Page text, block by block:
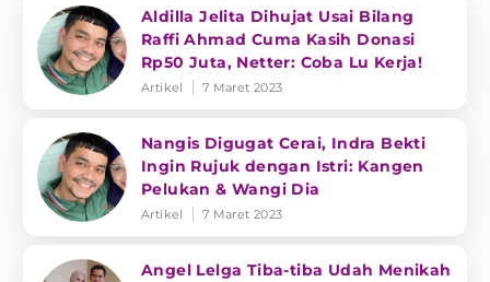
Aldilla Jelita Dihujat Usai Bilang
Raffi Ahmad Cuma Kasih Donasi
Rp50 Juta, Netter: Coba Lu Kerja!
Artikel 7 Maret 2023
Nangis Digugat Cerai, Indra Bekti
Ingin Rujuk dengan Istri: Kangen
Pelukan & Wangi Dia
Artikel 7 Maret 2023
Angel Lelga Tiba-tiba Udah Menikah